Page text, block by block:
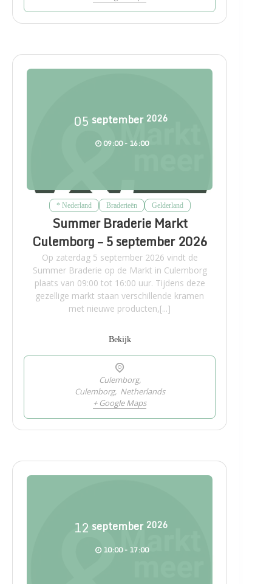
05 september 2026
09:00 - 16:00
* Nederland Braderieën Gelderland
Summer Braderie Markt
Culemborg – 5 september 2026
Op zaterdag 5 september 2026 vindt de
Summer Braderie op de Markt in Culemborg
plaats van 09:00 tot 16:00 uur. Tijdens deze
gezellige markt staan verschillende kramen
met nieuwe producten,[...]
Bekijk
Culemborg,
Culemborg, Netherlands
+ Google Maps
12 september 2026
10:00 - 17:00